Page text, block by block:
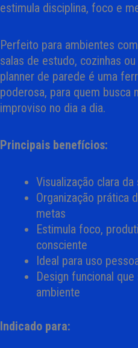
estimula disciplina, foco e
Perfeito para ambientes
salas de estudo, cozinhas
planner de parede é uma
poderosa, para quem busca
improviso no dia a dia.
Principais benefícios:
Visualização clara
Organização prática
metas
Estimula foco,
consciente
Ideal para uso
Design funcional
ambiente
Indicado para: